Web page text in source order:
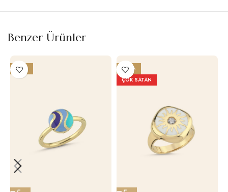
Benzer Ürünler
-19%
-29%
ÇOK SATAN